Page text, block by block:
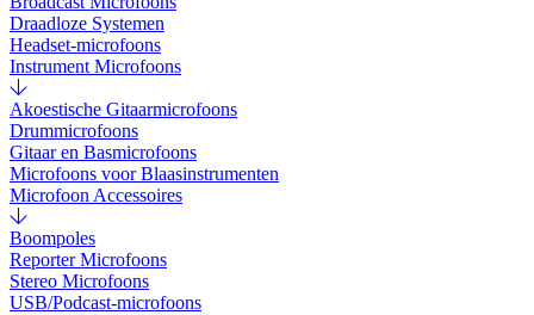
Draadloze Systemen
Headset-microfoons
Instrument Microfoons
Akoestische Gitaarmicrofoons
Drummicrofoons
Gitaar en Basmicrofoons
Microfoons voor Blaasinstrumenten
Microfoon Accessoires
Boompoles
Reporter Microfoons
Stereo Microfoons
USB/Podcast-microfoons